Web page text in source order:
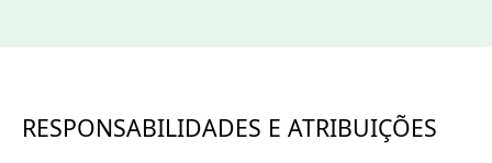
RESPONSABILIDADES E ATRIBUIÇÕES